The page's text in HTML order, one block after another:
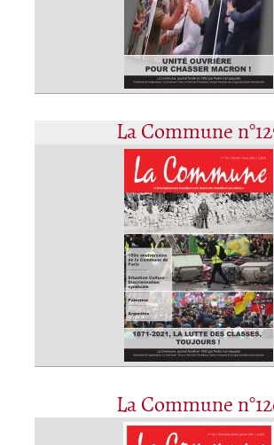
La Commune
La Commune